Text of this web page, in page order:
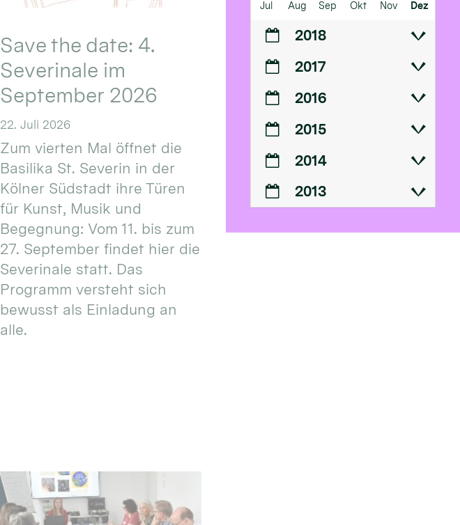
Save the date: 4.
Severinale im
September 2026
22. Juli 2026
Zum vierten Mal öffnet die
Basilika St. Severin in der
Kölner Südstadt ihre Türen
für Kunst, Musik und
Begegnung: Vom 11. bis zum
27. September findet hier die
Severinale statt. Das
Programm versteht sich
bewusst als Einladung an
alle.
Jul Aug Sep Okt Nov Dez
2018
2017
2016
2015
2014
2013